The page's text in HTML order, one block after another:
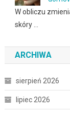
W obliczu
skóry …
ARCHIWA
sierpień 2026
lipiec 2026